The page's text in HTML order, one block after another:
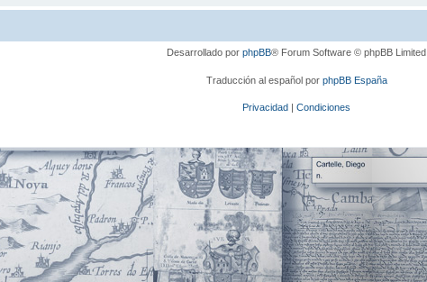
Desarrollado por phpBB® Forum Software © phpBB Limited
Traducción al español por phpBB España
Privacidad | Condiciones